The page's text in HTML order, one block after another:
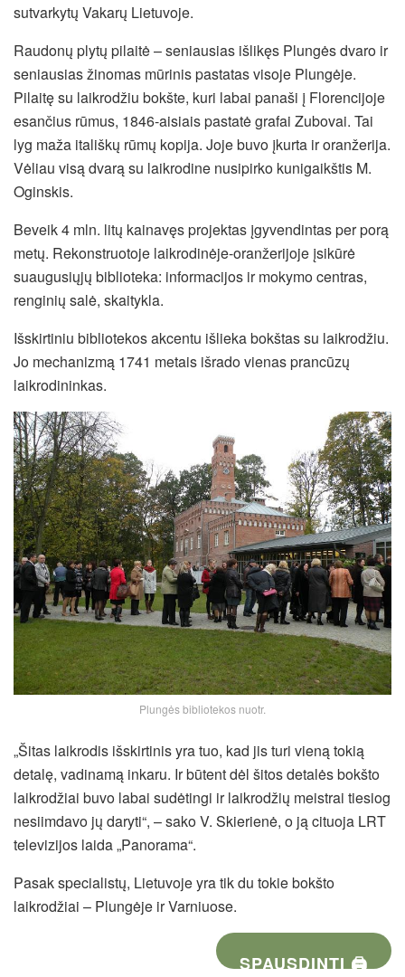
sutvarkytų Vakarų Lietuvoje.
Raudonų plytų pilaitė – seniausias išlikęs Plungės dvaro ir
seniausias žinomas mūrinis pastatas visoje Plungėje.
Pilaitę su laikrodžiu bokšte, kuri labai panaši į Florencijoje
esančius rūmus, 1846-aisiais pastatė grafai Zubovai. Tai
lyg maža itališkų rūmų kopija. Joje buvo įkurta ir oranžerija.
Vėliau visą dvarą su laikrodine nusipirko kunigaikštis M.
Oginskis.
Beveik 4 mln. litų kainavęs projektas įgyvendintas per porą
metų. Rekonstruotoje laikrodinėje-oranžerijoje įsikūrė
suaugusiųjų biblioteka: informacijos ir mokymo centras,
renginių salė, skaitykla.
Išskirtiniu bibliotekos akcentu išlieka bokštas su laikrodžiu.
Jo mechanizmą 1741 metais išrado vienas prancūzų
laikrodininkas.
Plungės bibliotekos nuotr.
„Šitas laikrodis išskirtinis yra tuo, kad jis turi vieną tokią
detalę, vadinamą inkaru. Ir būtent dėl šitos detalės bokšto
laikrodžiai buvo labai sudėtingi ir laikrodžių meistrai tiesiog
nesiimdavo jų daryti“, – sako V. Skierienė, o ją cituoja LRT
televizijos laida „Panorama“.
Pasak specialistų, Lietuvoje yra tik du tokie bokšto
laikrodžiai – Plungėje ir Varniuose.
SPAUSDINTI 🖨